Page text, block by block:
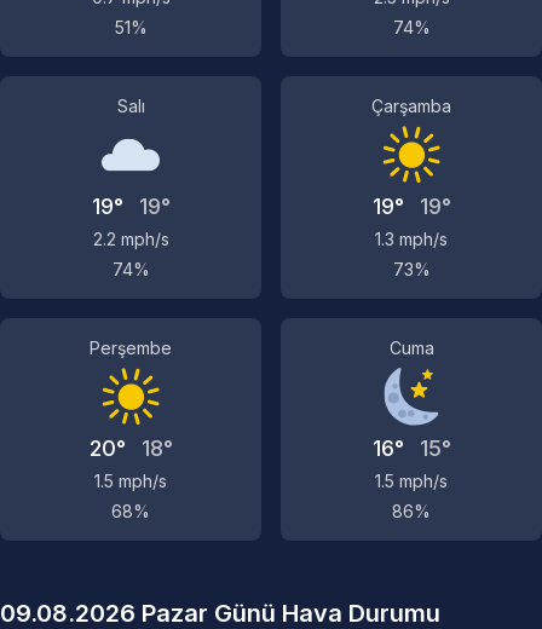
51%
74%
Salı
19° 19°
2.2 mph/s
74%
Çarşamba
19° 19°
1.3 mph/s
73%
Perşembe
20° 18°
1.5 mph/s
68%
Cuma
16° 15°
1.5 mph/s
86%
09.08.2026 Pazar Günü Hava Durumu